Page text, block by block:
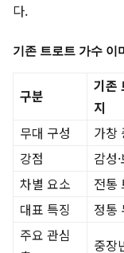
다.
기존 트로트 가수 이
구분
기존
지
무대 구성
가창
강점
감성
차별 요소
전통
대표 특징
정통
주요 관심
중장